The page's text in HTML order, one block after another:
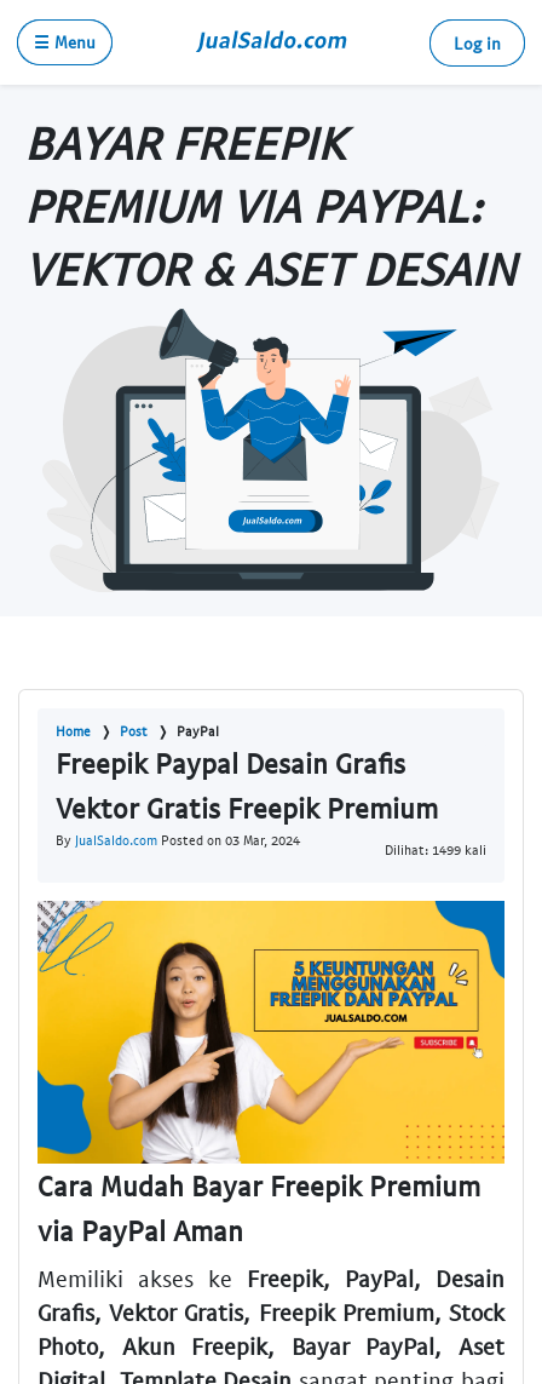
☰ Menu Log in
BAYAR FREEPIK
PREMIUM VIA PAYPAL:
VEKTOR & ASET DESAIN
Home Post PayPal
Freepik Paypal Desain Grafis
Vektor Gratis Freepik Premium
By JualSaldo.com Posted on 03 Mar, 2024
Dilihat: 1499 kali
Cara Mudah Bayar Freepik Premium
via PayPal Aman
Memiliki akses ke Freepik, PayPal, Desain
Grafis, Vektor Gratis, Freepik Premium, Stock
Photo, Akun Freepik, Bayar PayPal, Aset